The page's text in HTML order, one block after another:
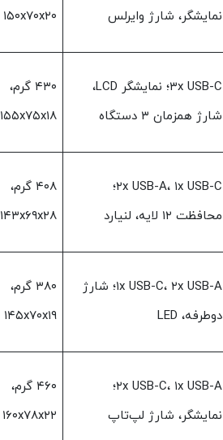
نمایشگر، شارژ وایرلس
۱۵۰x۷۰x۲۰
۳x USB-C؛ نمایشگر LCD،
شارژ همزمان ۳ دستگاه
۴۳۰ گرم،
۱۵۵x۷۵x۱۸
۲x USB-A، ۱x USB-C؛
محافظت ۱۲ لایه، لنیارد
۴۰۸ گرم،
۱۴۳x۶۹x۲۸
۱x USB-C، ۲x USB-A؛ شارژ
دوطرفه، LED
۳۸۰ گرم،
۱۴۵x۷۰x۱۹
۲x USB-C، ۱x USB-A؛
نمایشگر، شارژ لپ‌تاپ
۴۶۰ گرم،
۱۶۰x۷۸x۲۲